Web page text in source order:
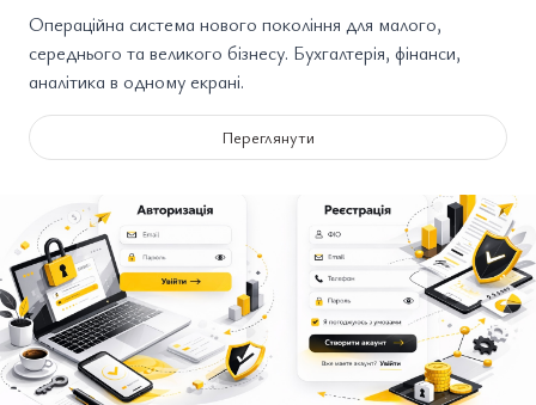
Операційна система нового покоління для малого,
середнього та великого бізнесу. Бухгалтерія, фінанси,
аналітика в одному екрані.
Переглянути